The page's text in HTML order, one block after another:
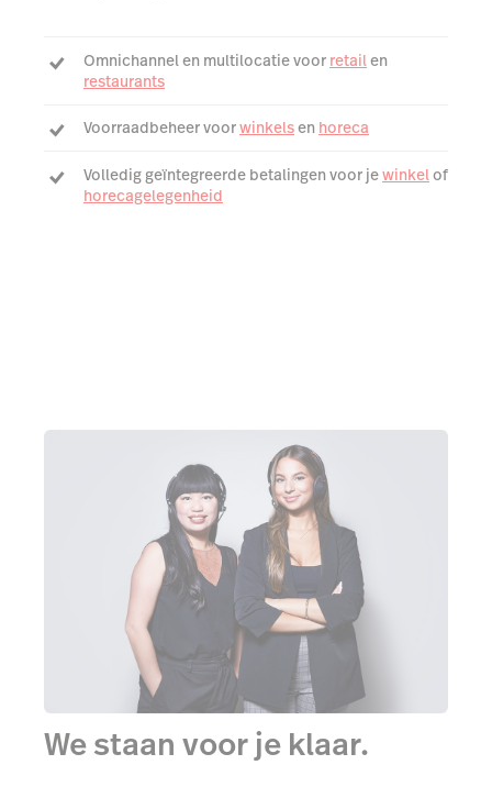
Omnichannel en multilocatie voor retailen
restaurants
Voorraadbeheer voorwinkelsen horeca
Volledig geïntegreerde betalingen voor jewinkelof
horecagelegenheid
We staan voor je klaar.